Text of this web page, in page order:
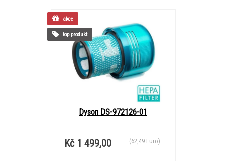
Dyson DS-972126-01
Kč 1 499,00 (62,49 Euro)
akce
top produkt